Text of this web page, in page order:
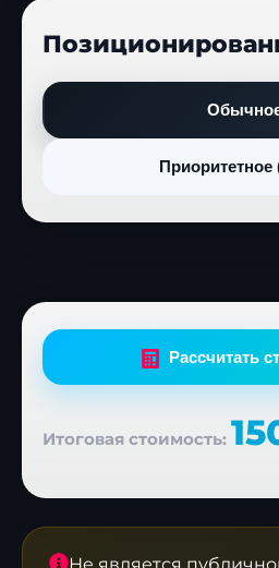
Приоритетное
Рассчитать
Итоговая стоимость: